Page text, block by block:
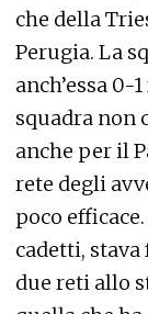
che della
Perugia. La
anch’essa
squadra non
anche per il
rete degli
poco
cadetti,
due reti allo